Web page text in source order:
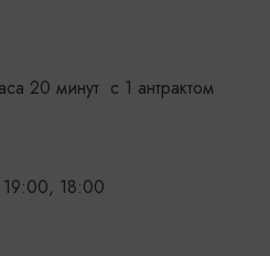
20 минут с 1 антрактом
18:00